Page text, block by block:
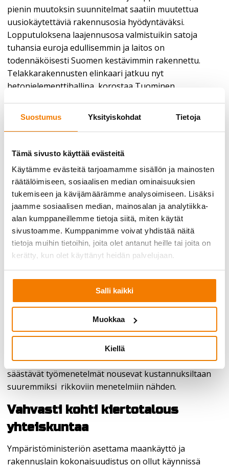
Suostumus Yksityiskohdat Tietoja
Tämä sivusto käyttää evästeitä
Käytämme evästeitä tarjoamamme sisällön ja mainosten
räätälöimiseen, sosiaalisen median ominaisuuksien
tukemiseen ja kävijämäärämme analysoimiseen. Lisäksi
jaamme sosiaalisen median, mainosalan ja analytiikka-
alan kumppaneillemme tietoja siitä, miten käytät
sivustoamme. Kumppanimme voivat yhdistää näitä
tietoja muihin tietoihin, joita olet antanut heille tai joita on
kerätty, kun olet käyttänyt heidän palvelujaan.
Salli kaikki
Muokkaa
Kiellä
pienin muutoksin suunnitelmat saatiin muutettua
uusiokäytettäviä rakennusosia hyödyntäväksi.
Lopputuloksena laajennusosa valmistuikin satoja
tuhansia euroja edullisemmin ja laitos on
todennäköisesti Suomen kestävimmin rakennettu.
Telakkarakennusten elinkaari jatkuu nyt
betonielementtihallina, korostaa Tuominen.
Purkupihan hallinnoima Purkutori on yrityksille ja
yksityishenkilöille tarkoitettu purku- ja
rakennustavaran sekä käytettyjen teollisuuslaitteiden, -
laitteistojen ja -koneiden kauppapaikka verkossa.
– Jo tälläkin hetkellä myymme Purkutori toimintamme
kautta rakennusosia, koneita, laitteita ja hallirunkoja.
Meidän kauttamme kiertää noin 2 miljoonan euron
edestä rakenneosia, koneita ja laitteita
uudelleenkäyttöön sekä tietenkin betonia, joka
murskataan ja jalostetaan uusiokiviainekseksi, kiteyttää
Tuominen.
Purkupihan kokemusten mukaan uudelleenkäytöllä on
mahdollista saavuttaa sekä taloudellisia että
ympäristöllisiä säästöjä, kuten esimerkiksi Merihallin ja
Kestobetonin projektit osoittavat. Kaikki purkukohteet
eivät kuitenkaan noudata samaa kaavaa ja kokeneella
purkajalla on osaamista arvioida milloin purkukohteen
säästävät työmenetelmät nousevat kustannuksiltaan
suuremmiksi rikkoviin menetelmiin nähden.
Vahvasti kohti kiertotalous
yhteiskuntaa
Ympäristöministeriön asettama maankäyttö ja
rakennuslain kokonaisuudistus on ollut käynnissä